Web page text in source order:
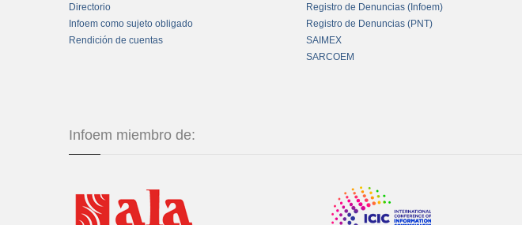
Directorio
Infoem como sujeto obligado
Rendición de cuentas
Registro de Denuncias (Infoem)
Registro de Denuncias (PNT)
SAIMEX
SARCOEM
Infoem miembro de: